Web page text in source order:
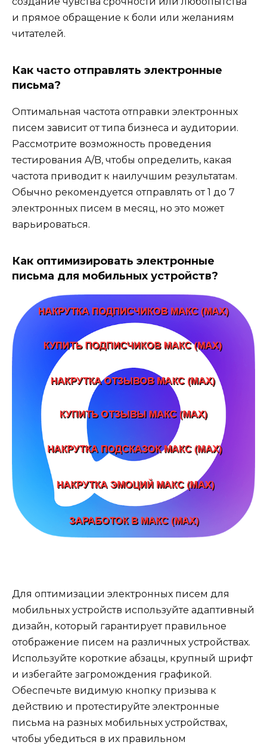
и прямое обращение к боли или желаниям
читателей.
Как часто отправлять электронные
письма?
Оптимальная частота отправки электронных
писем зависит от типа бизнеса и аудитории.
Рассмотрите возможность проведения
тестирования A/B, чтобы определить, какая
частота приводит к наилучшим результатам.
Обычно рекомендуется отправлять от 1 до 7
электронных писем в месяц, но это может
варьироваться.
Как оптимизировать электронные
письма для мобильных устройств?
Для оптимизации электронных писем для
мобильных устройств используйте адаптивный
дизайн, который гарантирует правильное
отображение писем на различных устройствах.
Используйте короткие абзацы, крупный шрифт
и избегайте загромождения графикой.
Обеспечьте видимую кнопку призыва к
действию и протестируйте электронные
письма на разных мобильных устройствах,
чтобы убедиться в их правильном